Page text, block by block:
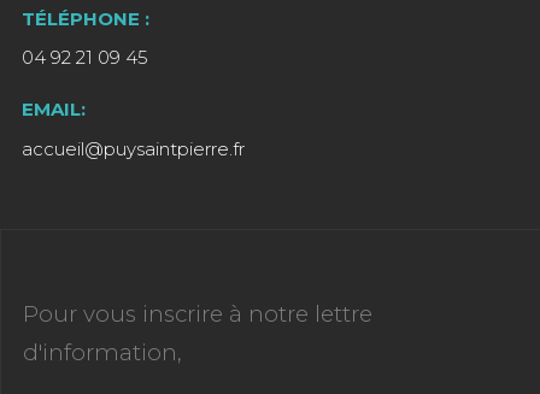
TÉLÉPHONE :
04 92 21 09 45
EMAIL:
accueil@puysaintpierre.fr
Pour vous inscrire à notre lettre
d'information,